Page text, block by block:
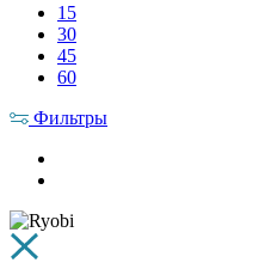
15
30
45
60
Фильтры